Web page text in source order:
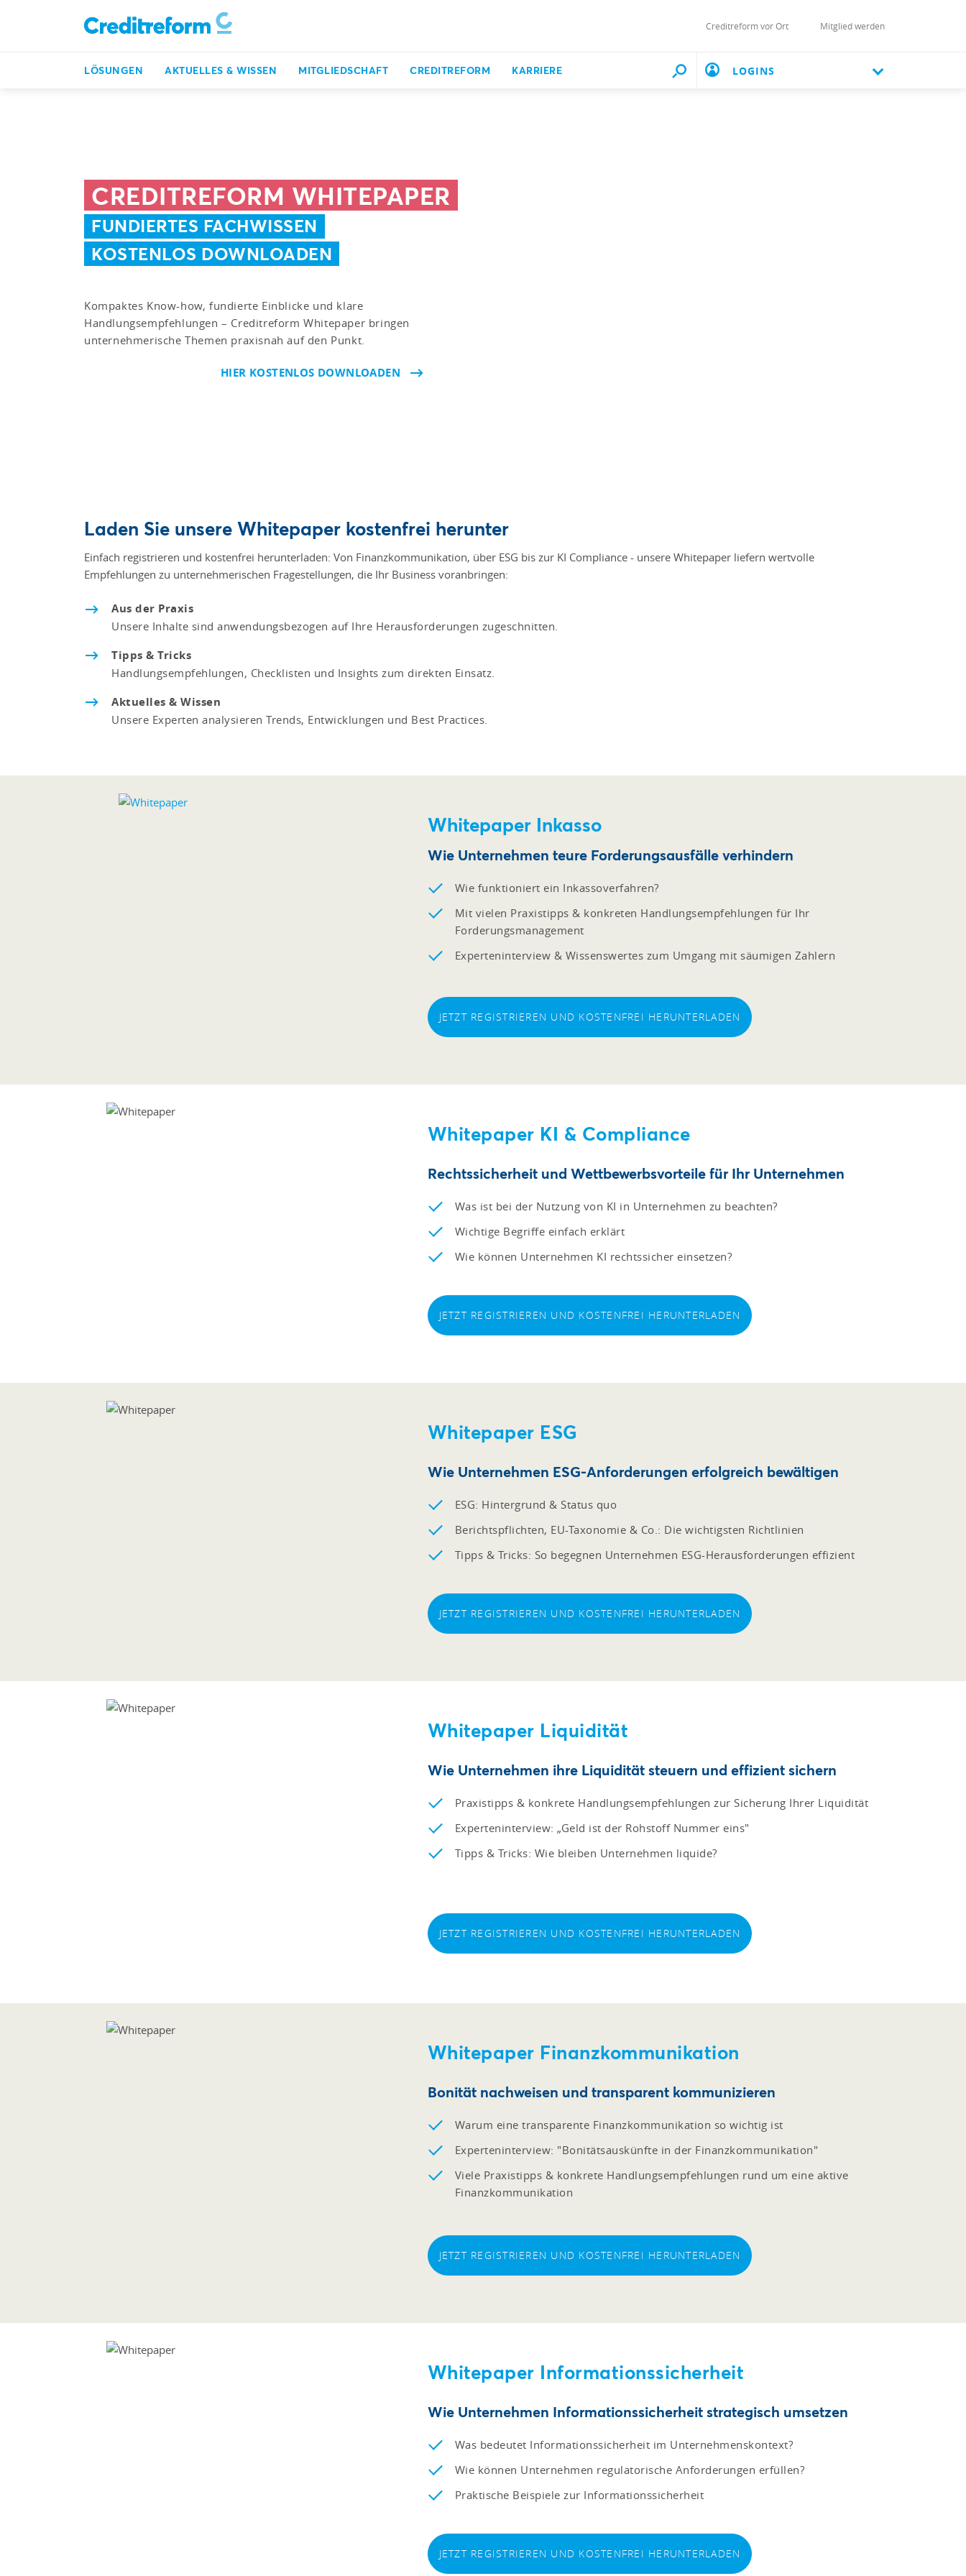
Creditreform vor Ort Mitglied werden
LÖSUNGEN AKTUELLES & WISSEN MITGLIEDSCHAFT CREDITREFORM KARRIERE LOGINS
CREDITREFORM WHITEPAPER
FUNDIERTES FACHWISSEN
KOSTENLOS DOWNLOADEN
Kompaktes Know-how, fundierte Einblicke und klare
Handlungsempfehlungen – Creditreform Whitepaper bringen
unternehmerische Themen praxisnah auf den Punkt.
HIER KOSTENLOS DOWNLOADEN
Laden Sie unsere Whitepaper kostenfrei herunter
Einfach registrieren und kostenfrei herunterladen: Von Finanzkommunikation, über ESG bis zur KI Compliance - unsere Whitepaper liefern wertvolle
Empfehlungen zu unternehmerischen Fragestellungen, die Ihr Business voranbringen:
Aus der Praxis
Unsere Inhalte sind anwendungsbezogen auf Ihre Herausforderungen zugeschnitten.
Tipps & Tricks
Handlungsempfehlungen, Checklisten und Insights zum direkten Einsatz.
Aktuelles & Wissen
Unsere Experten analysieren Trends, Entwicklungen und Best Practices.
Whitepaper Inkasso
Wie Unternehmen teure Forderungsausfälle verhindern
Wie funktioniert ein Inkassoverfahren?
Mit vielen Praxistipps & konkreten Handlungsempfehlungen für Ihr
Forderungsmanagement
Experteninterview & Wissenswertes zum Umgang mit säumigen Zahlern
JETZT REGISTRIEREN UND KOSTENFREI HERUNTERLADEN
Whitepaper KI & Compliance
Rechtssicherheit und Wettbewerbsvorteile für Ihr Unternehmen
Was ist bei der Nutzung von KI in Unternehmen zu beachten?
Wichtige Begriffe einfach erklärt
Wie können Unternehmen KI rechtssicher einsetzen?
JETZT REGISTRIEREN UND KOSTENFREI HERUNTERLADEN
Whitepaper ESG
Wie Unternehmen ESG-Anforderungen erfolgreich bewältigen
ESG: Hintergrund & Status quo
Berichtspflichten, EU-Taxonomie & Co.: Die wichtigsten Richtlinien
Tipps & Tricks: So begegnen Unternehmen ESG-Herausforderungen effizient
JETZT REGISTRIEREN UND KOSTENFREI HERUNTERLADEN
Whitepaper Liquidität
Wie Unternehmen ihre Liquidität steuern und effizient sichern
Praxistipps & konkrete Handlungsempfehlungen zur Sicherung Ihrer Liquidität
Experteninterview: „Geld ist der Rohstoff Nummer eins"
Tipps & Tricks: Wie bleiben Unternehmen liquide?
JETZT REGISTRIEREN UND KOSTENFREI HERUNTERLADEN
Whitepaper Finanzkommunikation
Bonität nachweisen und transparent kommunizieren
Warum eine transparente Finanzkommunikation so wichtig ist
Experteninterview: "Bonitätsauskünfte in der Finanzkommunikation"
Viele Praxistipps & konkrete Handlungsempfehlungen rund um eine aktive
Finanzkommunikation
JETZT REGISTRIEREN UND KOSTENFREI HERUNTERLADEN
Whitepaper Informationssicherheit
Wie Unternehmen Informationssicherheit strategisch umsetzen
Was bedeutet Informationssicherheit im Unternehmenskontext?
Wie können Unternehmen regulatorische Anforderungen erfüllen?
Praktische Beispiele zur Informationssicherheit
JETZT REGISTRIEREN UND KOSTENFREI HERUNTERLADEN